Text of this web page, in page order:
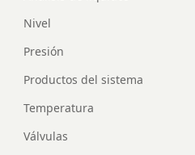
Nivel
Presión
Productos del sistema
Temperatura
Válvulas